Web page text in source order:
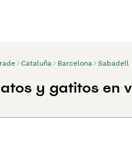
Cataluña Barcelona Sabadell
y gatitos en